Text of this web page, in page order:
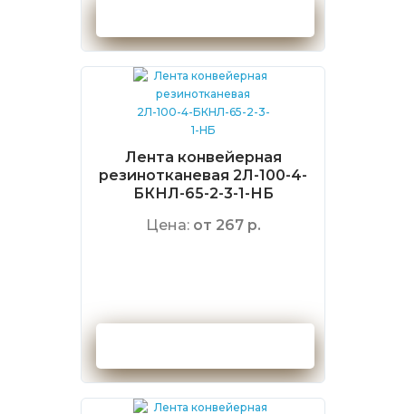
Лента конвейерная
резинотканевая 2Л-100-4-
БКНЛ-65-2-3-1-НБ
Цена: от 267 р.